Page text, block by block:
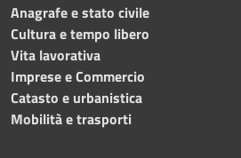
Anagrafe e stato civile
Cultura e tempo libero
Vita lavorativa
Imprese e Commercio
Catasto e urbanistica
Mobilità e trasporti